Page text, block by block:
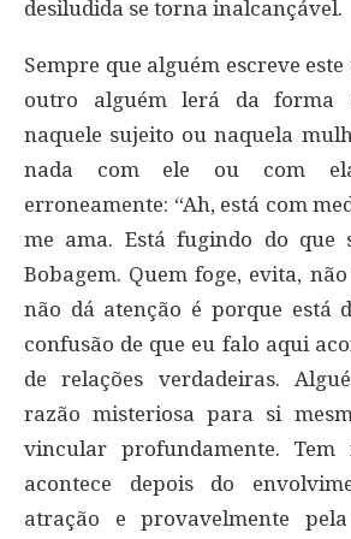
desiludida se torna inalcançável.
Sempre que alguém escreve
outro alguém lerá da forma
naquele sujeito ou naquela
nada com ele ou com
erroneamente: “Ah, está com
me ama. Está fugindo do que
Bobagem. Quem foge, evita,
não dá atenção é porque está
confusão de que eu falo aqui
de relações verdadeiras.
razão misteriosa para si
vincular profundamente. Tem
acontece depois do
atração e provavelmente